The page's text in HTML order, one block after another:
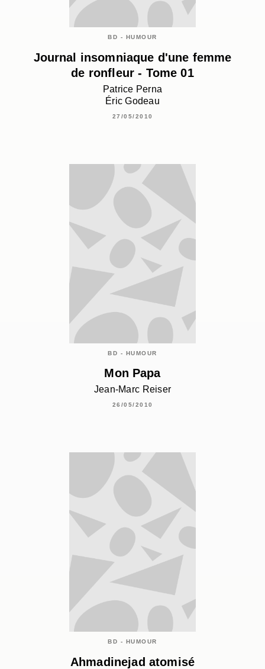
BD - HUMOUR
Journal insomniaque d'une femme
de ronfleur - Tome 01
Patrice Perna
Éric Godeau
27/05/2010
BD - HUMOUR
Mon Papa
Jean-Marc Reiser
26/05/2010
BD - HUMOUR
Ahmadinejad atomisé